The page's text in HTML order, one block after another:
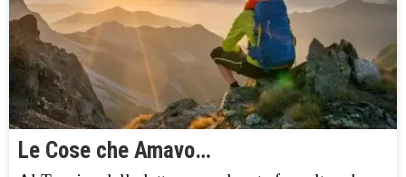
Le Cose che Amavo…